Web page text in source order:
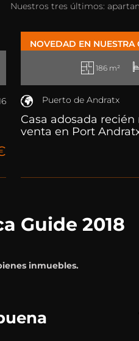
Nuestros tres últimos:
NOVEDAD EN NUESTRA
186 m²
Puerto de Andratx
Casa adosada
venta en Port
Guide 2018
inmuebles.